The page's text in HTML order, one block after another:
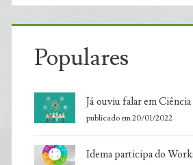
Populares
Já ouviu falar em
publicado em 20/01/2022
Idema participa do